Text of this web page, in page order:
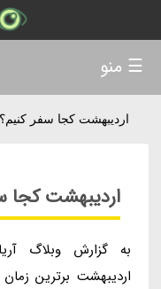
اردیبهشت کجا سفر کنیم؟
اردیبهشت کجا
به گزارش وبلاگ
اردیبهشت برترین
☰ منو